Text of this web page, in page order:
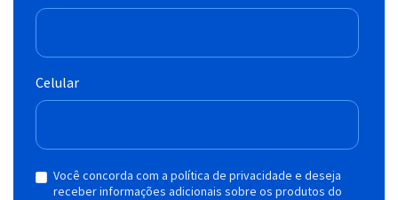
Celular
Você concorda com a política de privacidade e deseja
receber informações adicionais sobre os produtos do